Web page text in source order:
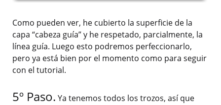
Como pueden ver, he cubierto la superficie de la
capa “cabeza guía” y he respetado, parcialmente, la
línea guía. Luego esto podremos perfeccionarlo,
pero ya está bien por el momento como para seguir
con el tutorial.
5º Paso. Ya tenemos todos los trozos, así que